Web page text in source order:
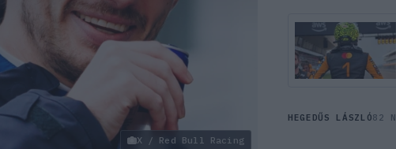
X / Red Bull Racing
HEGEDŰS LÁSZLÓ82 N